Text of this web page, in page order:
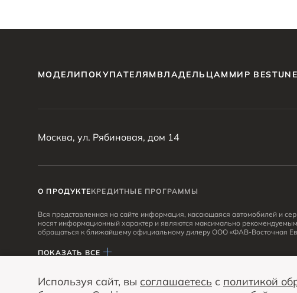
МОДЕЛИПОКУПАТЕЛЯМ ВЛАДЕЛЬЦАМ МИР
Москва, ул. Рябиновая, дом 14
О ПРОДУКТЕКРЕДИТНЫЕ ПРОГРАММЫ
Вся представленная на сайте информация, касающаяся автомобилей и
носят информационный характер и являются максимально
обращаться к ближайшему официальному дилеру ООО «ФАВ-Восточная
Опубликованная на данном сайте информация может быть изменена в
ПОКАЗАТЬ ВСЕ
Используя сайт, вы соглашаетесь с политикой